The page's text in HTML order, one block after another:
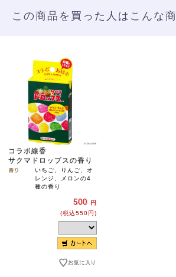
この商品を買った人はこんな
コラボ線香
サクマドロップスの香り
いちご、りんご、オ
レンジ、メロンの4
種の香り
500 円
(税込550円)